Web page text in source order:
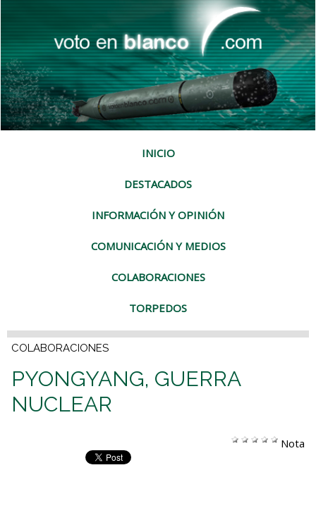
INICIO
DESTACADOS
INFORMACIÓN Y OPINIÓN
COMUNICACIÓN Y MEDIOS
COLABORACIONES
TORPEDOS
COLABORACIONES
PYONGYANG, GUERRA
NUCLEAR
Nota